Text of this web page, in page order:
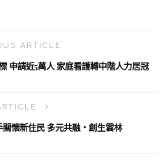
ARTICLE
申請近5萬人 家庭看護轉中階人力居冠
懷新住民 多元共融・創生雲林